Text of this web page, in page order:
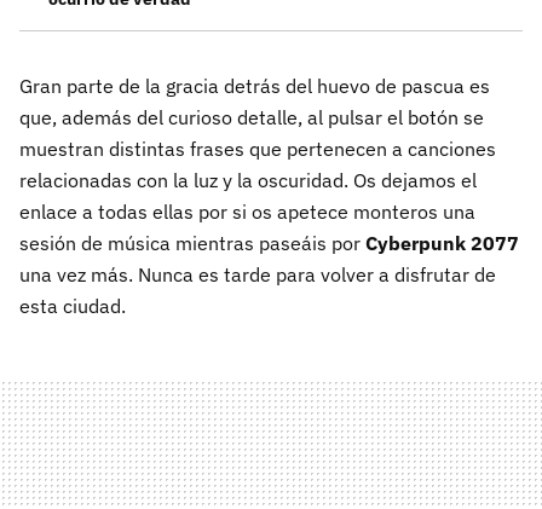
Gran parte de la gracia detrás del huevo de pascua es
que, además del curioso detalle, al pulsar el botón se
muestran distintas frases que pertenecen a canciones
relacionadas con la luz y la oscuridad. Os dejamos el
enlace a todas ellas por si os apetece monteros una
sesión de música mientras paseáis por Cyberpunk 2077
una vez más. Nunca es tarde para volver a disfrutar de
esta ciudad.